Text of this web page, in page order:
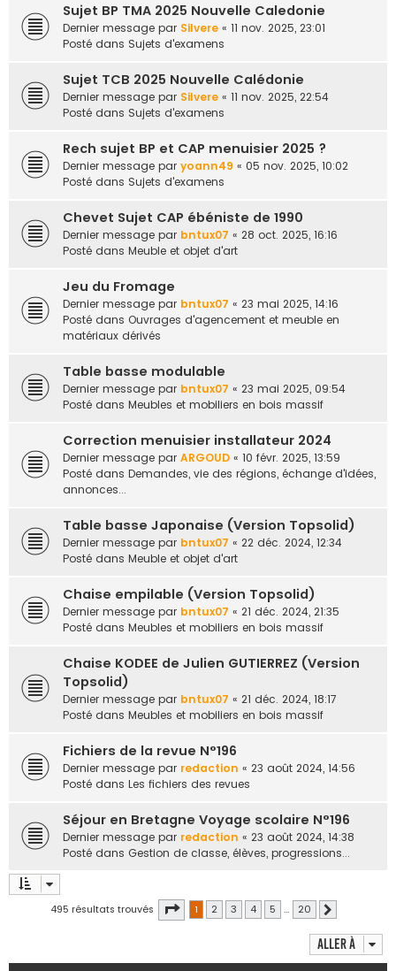
Sujet BP TMA 2025 Nouvelle Caledonie
Dernier message par Silvere « 11 nov. 2025, 23:01
Posté dans Sujets d'examens
Sujet TCB 2025 Nouvelle Calédonie
Dernier message par Silvere « 11 nov. 2025, 22:54
Posté dans Sujets d'examens
Rech sujet BP et CAP menuisier 2025 ?
Dernier message par yoann49 « 05 nov. 2025, 10:02
Posté dans Sujets d'examens
Chevet Sujet CAP ébéniste de 1990
Dernier message par bntux07 « 28 oct. 2025, 16:16
Posté dans Meuble et objet d'art
Jeu du Fromage
Dernier message par bntux07 « 23 mai 2025, 14:16
Posté dans Ouvrages d'agencement et meuble en
matériaux dérivés
Table basse modulable
Dernier message par bntux07 « 23 mai 2025, 09:54
Posté dans Meubles et mobiliers en bois massif
Correction menuisier installateur 2024
Dernier message par ARGOUD « 10 févr. 2025, 13:59
Posté dans Demandes, vie des régions, échange d'idées,
annonces...
Table basse Japonaise (Version Topsolid)
Dernier message par bntux07 « 22 déc. 2024, 12:34
Posté dans Meuble et objet d'art
Chaise empilable (Version Topsolid)
Dernier message par bntux07 « 21 déc. 2024, 21:35
Posté dans Meubles et mobiliers en bois massif
Chaise KODEE de Julien GUTIERREZ (Version
Topsolid)
Dernier message par bntux07 « 21 déc. 2024, 18:17
Posté dans Meubles et mobiliers en bois massif
Fichiers de la revue N°196
Dernier message par redaction « 23 août 2024, 14:56
Posté dans Les fichiers des revues
Séjour en Bretagne Voyage scolaire N°196
Dernier message par redaction « 23 août 2024, 14:38
Posté dans Gestion de classe, élèves, progressions...
495 résultats trouvés Page 1sur20
1 2 3 4 5 … 20
Aller à